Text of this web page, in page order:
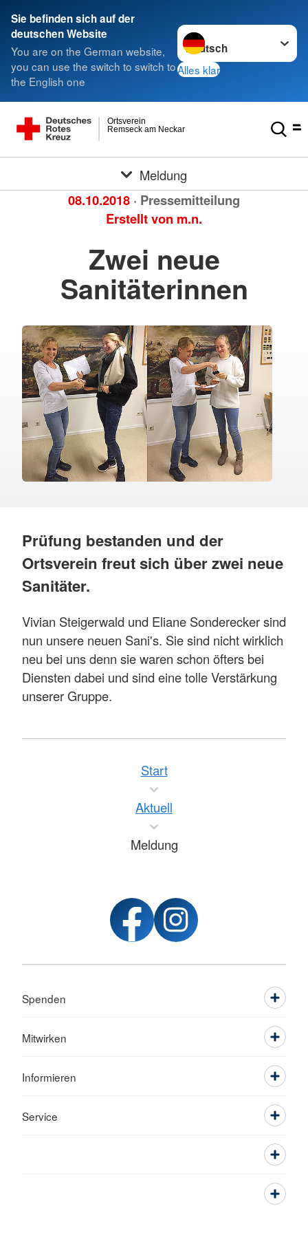
Sie befinden sich auf der
deutschen Website
You are on the German website,
you can use the switch to switch to
the English one
Sprache wechseln zu
Alles klar
Remseck am Neckar
Ortsverein
Meldung
08.10.2018 · Pressemitteilung
Erstellt von m.n.
Zwei neue
Sanitäterinnen
Prüfung bestanden und der
Ortsverein freut sich über zwei neue
Sanitäter.
Vivian Steigerwald und Eliane Sonderecker sind
nun unsere neuen Sani's. Sie sind nicht wirklich
neu bei uns denn sie waren schon öfters bei
Diensten dabei und sind eine tolle Verstärkung
unserer Gruppe.
Start
Aktuell
Meldung
Spenden
Mitwirken
Informieren
Service